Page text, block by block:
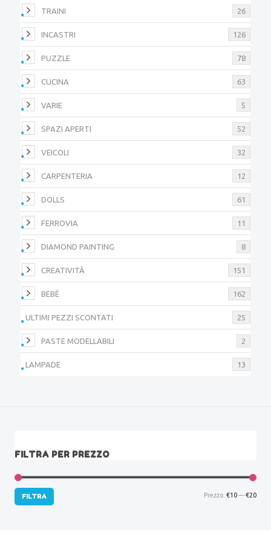
TRAINI 26
INCASTRI 126
PUZZLE 78
CUCINA 63
VARIE 5
SPAZI APERTI 52
VEICOLI 32
CARPENTERIA 12
DOLLS 61
FERROVIA 11
DIAMOND PAINTING 8
CREATIVITÀ 151
BEBÈ 162
ULTIMI PEZZI SCONTATI 25
PASTE MODELLABILI 2
LAMPADE 13
FILTRA PER PREZZO
FILTRA Prezzo: €10—€20